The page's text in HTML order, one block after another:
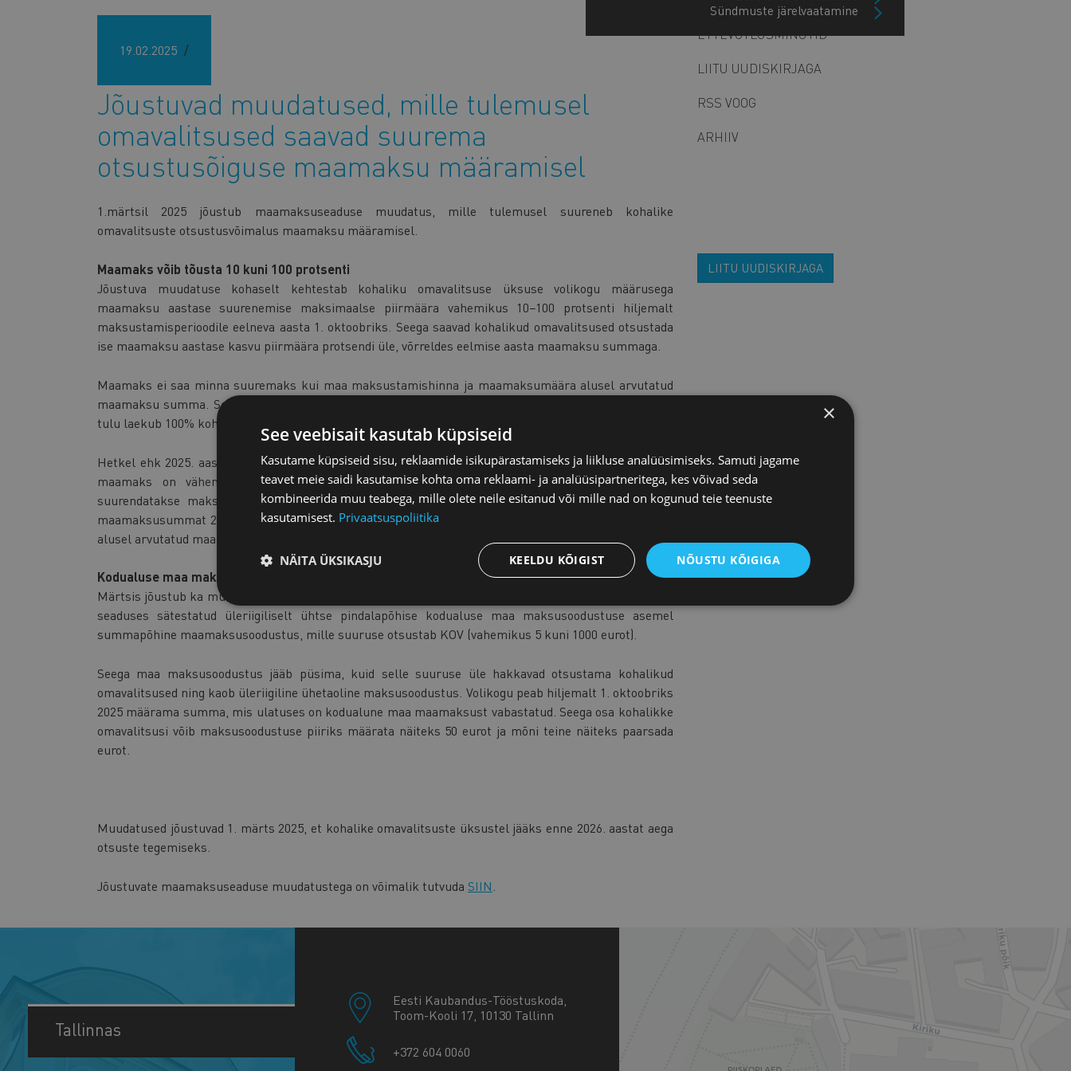
Sündmuste järelvaatamine
19.02.2025
Jõustuvad muudatused, mille tulemusel
omavalitsused saavad suurema
otsustusõiguse maamaksu määramisel
1.märtsil 2025 jõustub maamaksuseaduse muudatus, mille tulemusel suureneb kohalike
omavalitsuste otsustusvõimalus maamaksu määramisel.
Maamaks võib tõusta 10 kuni 100 protsenti
Jõustuva muudatuse kohaselt kehtestab kohaliku omavalitsuse üksuse volikogu määrusega
maamaksu aastase suurenemise maksimaalse piirmäära vahemikus 10−100 protsenti hiljemalt
maksustamisperioodile eelneva aasta 1. oktoobriks. Seega saavad kohalikud omavalitsused otsustada
ise maamaksu aastase kasvu piirmäära protsendi üle, võrreldes eelmise aasta maamaksu summaga.
Maamaks ei saa minna suuremaks kui maa maksustamishinna ja maamaksumäära alusel arvutatud
maamaksu summa. See muudatus rakendub maamaksu suhtes alates 2026. aastast ning maamaksu
tulu laekub 100% kohalike omavalitsuste eelarvetesse.
Hetkel ehk 2025. aastal on maamaksu tõusu piirmäär 50% või 20 eurot. See tähendab, et kui 2025. a
maamaks on vähemalt 50 protsenti suurem eelmise ehk 2024. aasta maksusummast, siis
suurendatakse maksusummat 50 protsenti. Kui 50% on vähem kui 20 eurot, siis suurendatakse
maamaksusummat 20 euro võrra, kuid mitte rohkem kui maa maksustamishinna ja maamaksumäära
alusel arvutatud maamaksusummani.
Kodualuse maa maksusoodustuse üle otsustab kohalik omavalitsus
Märtsis jõustub ka muudatus, mille kohaselt alates 2026. aasta maamaksu määramisest nähakse ette
seaduses sätestatud üleriigiliselt ühtse pindalapõhise kodualuse maa maksusoodustuse asemel
summapõhine maamaksusoodustus, mille suuruse otsustab KOV (vahemikus 5 kuni 1000 eurot).
Seega maa maksusoodustus jääb püsima, kuid selle suuruse üle hakkavad otsustama kohalikud
omavalitsused ning kaob üleriigiline ühetaoline maksusoodustus. Volikogu peab hiljemalt 1. oktoobriks
2025 määrama summa, mis ulatuses on kodualune maa maamaksust vabastatud. Seega osa kohalikke
omavalitsusi võib maksusoodustuse piiriks määrata näiteks 50 eurot ja mõni teine näiteks paarsada
eurot.
Muudatused jõustuvad 1. märts 2025, et kohalike omavalitsuste üksustel jääks enne 2026. aastat aega
otsuste tegemiseks.
Jõustuvate maamaksuseaduse muudatustega on võimalik tutvuda SIIN
ETTEVÕTLUSMINUTID
LIITU UUDISKIRJAGA
RSS VOOG
ARHIIV
LIITU UUDISKIRJAGA
Tallinnas
Eesti Kaubandus-Tööstuskoda,
Toom-Kooli 17, 10130 Tallinn
+372 604 0060
×
See veebisait kasutab küpsiseid
Kasutame küpsiseid sisu, reklaamide isikupärastamiseks ja liikluse analüüsimiseks. Samuti jagame
teavet meie saidi kasutamise kohta oma reklaami- ja analüüsipartneritega, kes võivad seda
kombineerida muu teabega, mille olete neile esitanud või mille nad on kogunud teie teenuste
kasutamisest. Privaatsuspoliitika
NÕUSTU KÕIGIGA
KEELDU KÕIGIST
NÄITA ÜKSIKASJU